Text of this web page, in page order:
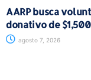
AARP busca
donativo de
agosto 7, 2026